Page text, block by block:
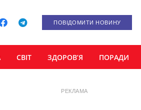
ПОВІДОМИТИ НОВИНУ
СВІТ ЗДОРОВ’Я ПОРАДИ
РЕКЛАМА